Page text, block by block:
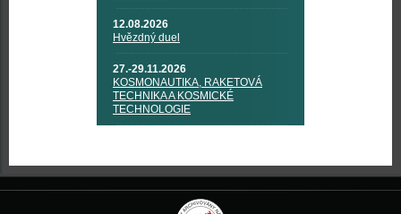
12.08.2026
Hvězdný duel
27.-29.11.2026
KOSMONAUTIKA, RAKETOVÁ
TECHNIKA A KOSMICKÉ
TECHNOLOGIE